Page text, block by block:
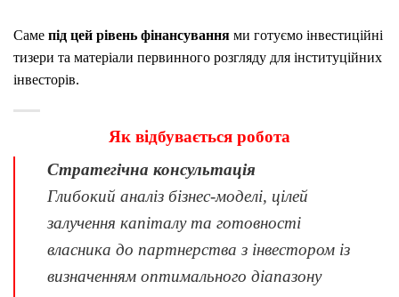
Саме під цей рівень фінансування ми готуємо інвестиційні
тизери та матеріали первинного розгляду для інституційних
інвесторів.
Як відбувається робота
Стратегічна консультація
Глибокий аналіз бізнес-моделі, цілей
залучення капіталу та готовності
власника до партнерства з інвестором із
визначенням оптимального діапазону